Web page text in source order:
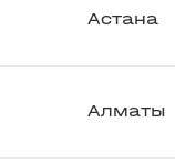
Астана
Алматы